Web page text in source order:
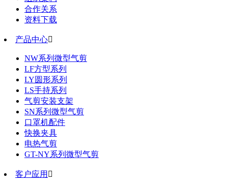
合作关系
资料下载
产品中心
NW系列微型气剪
LF方型系列
LY圆形系列
LS手持系列
气剪安装支架
SN系列微型气剪
口罩机配件
快换夹具
电热气剪
GT-NY系列微型气剪
客户应用 